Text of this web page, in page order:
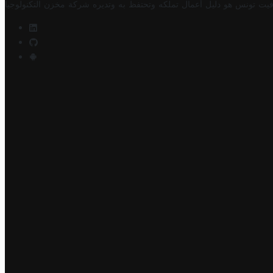
تونس هو دليل أعمال تملكه وتحتفظ به وتديره شركة مخزن التكنولوجيا